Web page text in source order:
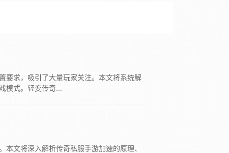
要求，吸引了大量玩家关注。本文将系统解
模式。轻变传奇...
文将深入解析传奇私服手游加速的原理、